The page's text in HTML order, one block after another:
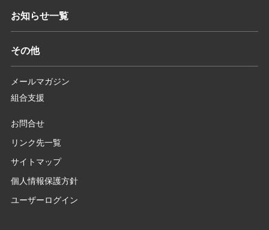
お知らせ一覧
その他
メールマガジン
組合支援
お問合せ
リンク先一覧
サイトマップ
個人情報保護方針
ユーザーログイン